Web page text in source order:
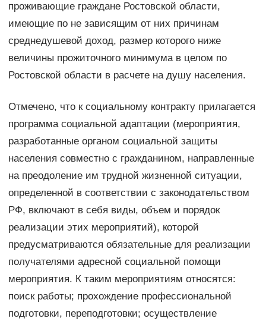
проживающие граждане Ростовской области,
имеющие по не зависящим от них причинам
среднедушевой доход, размер которого ниже
величины прожиточного минимума в целом по
Ростовской области в расчете на душу населения.
Отмечено, что к социальному контракту прилагается
программа социальной адаптации (мероприятия,
разработанные органом социальной защиты
населения совместно с гражданином, направленные
на преодоление им трудной жизненной ситуации,
определенной в соответствии с законодательством
РФ, включают в себя виды, объем и порядок
реализации этих мероприятий), которой
предусматриваются обязательные для реализации
получателями адресной социальной помощи
мероприятия. К таким мероприятиям относятся:
поиск работы; прохождение профессиональной
подготовки, переподготовки; осуществление